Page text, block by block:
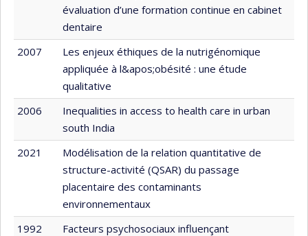
évaluation d’une formation continue en cabinet
dentaire
2007
Les enjeux éthiques de la nutrigénomique
appliquée à l&apos;obésité : une étude
qualitative
2006
Inequalities in access to health care in urban
south India
2021
Modélisation de la relation quantitative de
structure-activité (QSAR) du passage
placentaire des contaminants
environnementaux
1992
Facteurs psychosociaux influençant